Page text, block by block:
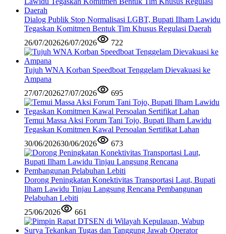
Dialog Publik Stop Normalisasi LGBT, Bupati Ilham Lawidu
Tegaskan Komitmen Bentuk Tim Khusus Regulasi Daerah
26/07/202626/07/2026 722
Tujuh WNA Korban Speedboat Tenggelam Dievakuasi ke
Ampana
27/07/202627/07/2026 695
Temui Massa Aksi Forum Tani Tojo, Bupati Ilham Lawidu
Tegaskan Komitmen Kawal Persoalan Sertifikat Lahan
30/06/202630/06/2026 673
Dorong Peningkatan Konektivitas Transportasi Laut, Bupati
Ilham Lawidu Tinjau Langsung Rencana Pembangunan
Pelabuhan Lebiti
25/06/2026
661